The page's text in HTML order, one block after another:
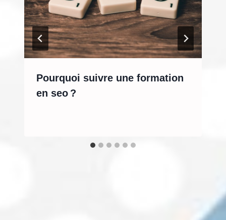
Pourquoi suivre une formation
en seo ?